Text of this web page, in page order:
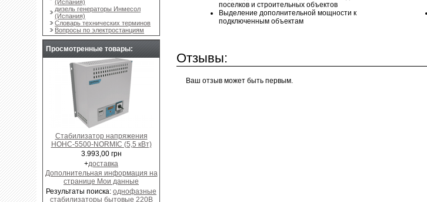
поселков и строительных объектов
Выделение дополнительной мощности к
подключенным объектам
Отзывы:
Ваш отзыв может быть первым.
(Испания)
дизель генераторы Инмесол
(Испания)
Словарь технических терминов
Вопросы по электростанциям
Просмотренные товары:
Стабилизатор напряжения
НОНС-5500-NORMIC (5,5 кВт)
3.993,00 грн
+доставка
Дополнительная информация на
странице Мои данные
Результаты поиска: однофазные
стабилизаторы бытовые 220В